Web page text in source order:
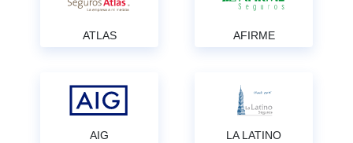
ATLAS AFIRME
AIG LA LATINO